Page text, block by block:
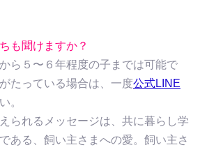
も聞けますか？
ら５〜６年程度の子までは可能で
たっている場合は、一度公式LINE
。
られるメッセージは、共に暮らし学
ある、飼い主さまへの愛。飼い主さ